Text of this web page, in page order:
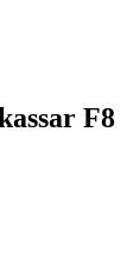
F8